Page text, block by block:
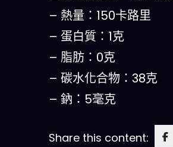
– 熱量：150卡路里
– 蛋白質：1克
– 脂肪：0克
– 碳水化合物：38克
– 鈉：5毫克
Share this content: